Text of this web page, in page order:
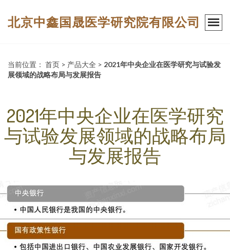
北京中鑫国晟医学研究院有限公司
当前位置： 首页 > 产品大全 > 2021年中央企业在医学研究与试验发
展领域的战略布局与发展报告
2021年中央企业在医学研究
与试验发展领域的战略布局
与发展报告